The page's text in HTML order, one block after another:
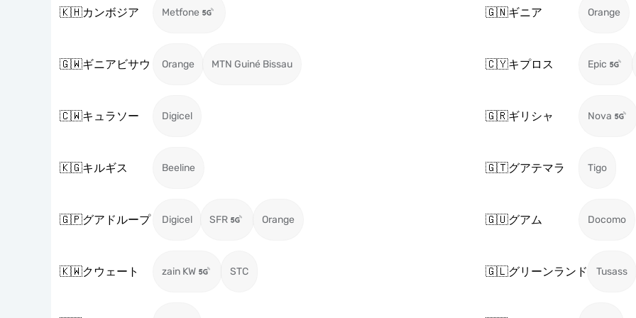
🇰🇭カンボジア Metfone 🇬🇳ギニア Orange
🇬🇼ギニアビサウ Orange MTN Guiné Bissau 🇨🇾キプロス Epic
🇨🇼キュラソー Digicel 🇬🇷ギリシャ Nova
🇰🇬キルギス Beeline 🇬🇹グアテマラ Tigo
🇬🇵グアドループ Digicel SFR Orange 🇬🇺グアム Docomo
🇰🇼クウェート zain KW STC 🇬🇱グリーンランド Tusass